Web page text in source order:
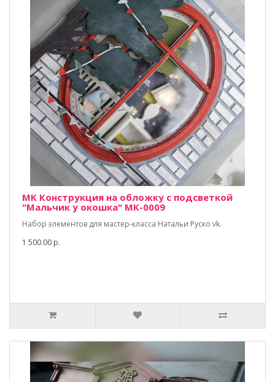
МК Конструкция на обложку с подсветкой
"Мальчик у окошка" МК-0009
Набор элементов для мастер-класса Натальи Руско vk.
1 500.00 р.